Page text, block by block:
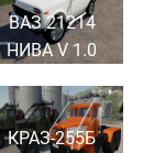
ВАЗ 21214
НИВА V 1.0
КРАЗ-255Б